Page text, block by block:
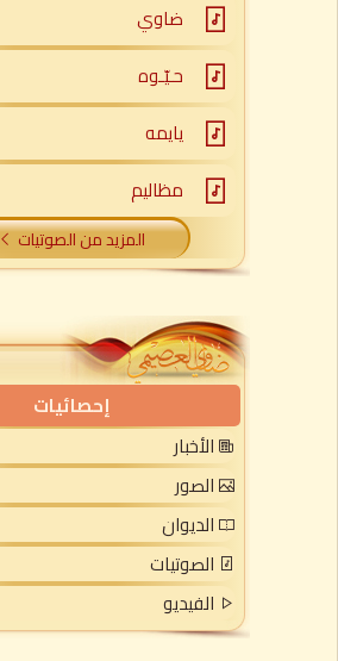
ضاوي
حـيّـوه
يايمه
مظاليم
المزيد من الصوتيات
إحصائيات
الأخبار
الصور
الديوان
الصوتيات
الفيديو